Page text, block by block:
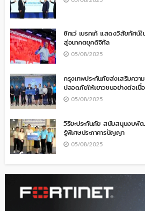
ซิกเว่ เบรกเก้ แสดงวิสัยทัศน์ใ
สู่อนาคตยุคดิจิทัล
05/08/2025
กรุงเทพประกันภัยส่งเสริมควา
ปลอดภัยให้เยาวชนอย่างต่อเนื่
05/08/2025
วิริยะประกันภัย สนับสนุนงบพั
รู้พิเศษประภาคารปัญญา
05/08/2025